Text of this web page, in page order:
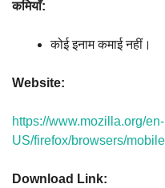
कमियाँ:
कोई इनाम कमाई नहीं।
Website:
https://www.mozilla.org/en-
US/firefox/browsers/
Download Link: